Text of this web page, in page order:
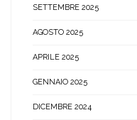
SETTEMBRE 2025
AGOSTO 2025
APRILE 2025
GENNAIO 2025
DICEMBRE 2024